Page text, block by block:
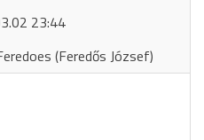
23:44
(Feredős József)